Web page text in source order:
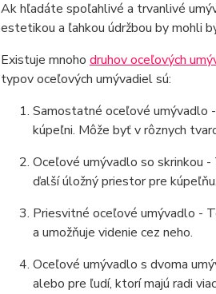
Ak hľadáte spoľahlivé a trvanlivé
estetikou a ľahkou údržbou by mohli
Existuje mnoho druhov oceľových
typov oceľových umývadiel sú:
Samostatné oceľové umývadlo
kúpeľni. Môže byť v rôznych
Oceľové umývadlo so skrinkou
ďalší úložný priestor pre kúpeľňu.
Priesvitné oceľové umývadlo -
a umožňuje videnie cez neho.
Oceľové umývadlo s dvoma
alebo pre ľudí, ktorí majú radi